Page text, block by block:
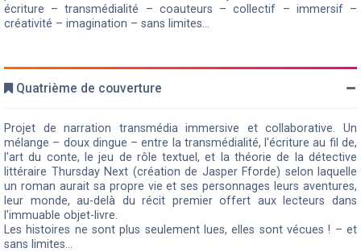
écriture – transmédialité – coauteurs – collectif – immersif –
créativité – imagination – sans limites...
Quatrième de couverture
Projet de narration transmédia immersive et collaborative. Un
mélange – doux dingue – entre la transmédialité, l'écriture au fil de,
l'art du conte, le jeu de rôle textuel, et la théorie de la détective
littéraire Thursday Next (création de Jasper Fforde) selon laquelle
un roman aurait sa propre vie et ses personnages leurs aventures,
leur monde, au-delà du récit premier offert aux lecteurs dans
l'immuable objet-livre.
Les histoires ne sont plus seulement lues, elles sont vécues ! – et
sans limites...